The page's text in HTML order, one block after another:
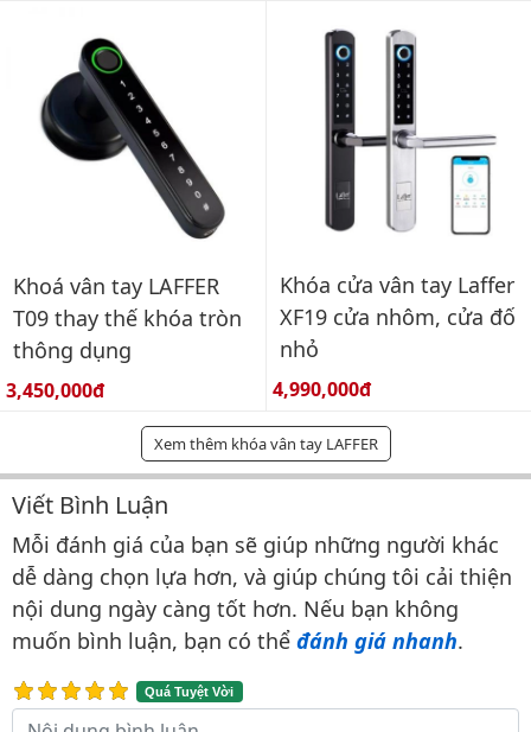
Khoá vân tay LAFFER
T09 thay thế khóa tròn
thông dụng
Giá bán:
3,450,000đ
Khóa cửa vân tay Laffer
XF19 cửa nhôm, cửa đố
nhỏ
Giá bán:
4,990,000đ
Xem thêm khóa vân tay LAFFER
Bình luận & Đánh giá
Viết Bình Luận
Mỗi đánh giá của bạn sẽ giúp những người khác
dễ dàng chọn lựa hơn, và giúp chúng tôi cải thiện
nội dung ngày càng tốt hơn. Nếu bạn không
muốn bình luận, bạn có thể đánh giá nhanh.
Quá Tuyệt Vời
Nội dung bình luận